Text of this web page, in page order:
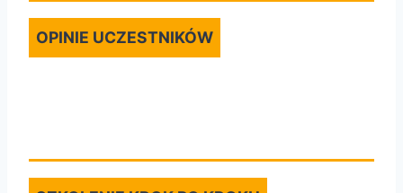
OPINIE UCZESTNIKÓW